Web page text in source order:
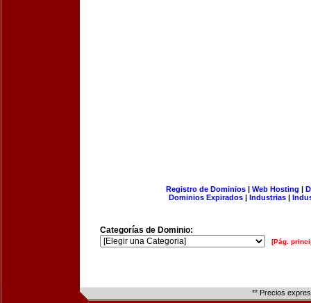
Registro de Dominios| Web Hosting |
Dominios Expirados | Industrias |
Categorías de Dominio:
[Pág.
** Precios